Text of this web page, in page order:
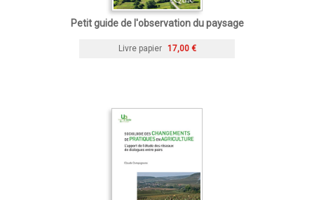
Petit guide de l'observation du paysage
Livre papier 17,00 €